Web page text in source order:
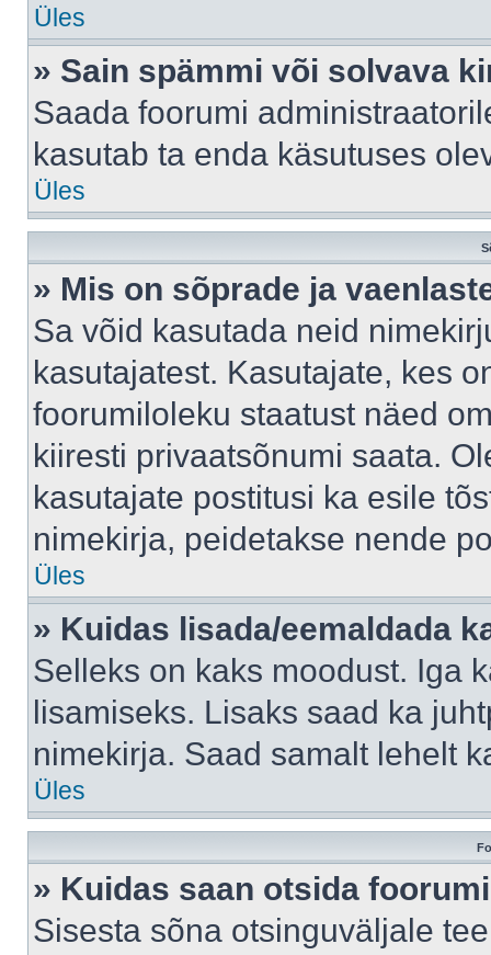
Üles
» Sain spämmi või solvava
Saada foorumi
kasutab ta enda käsutuses
Üles
» Mis on sõprade ja
Sa võid kasutada neid
kasutajatest. Kasutajate, kes
foorumiloleku staatust näed
kiiresti privaatsõnumi saata.
kasutajate postitusi ka esile
nimekirja, peidetakse nende
Üles
» Kuidas lisada/eemaldada
Selleks on kaks moodust. Iga
lisamiseks. Lisaks saad ka
nimekirja. Saad samalt lehelt
Üles
» Kuidas saan otsida
Sisesta sõna otsinguväljale